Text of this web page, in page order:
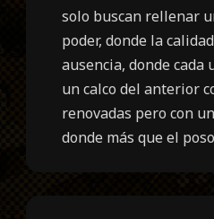
solo buscan rellenar
poder, donde la
ausencia, donde cada
un calco del anterior
renovadas pero con
donde más que el